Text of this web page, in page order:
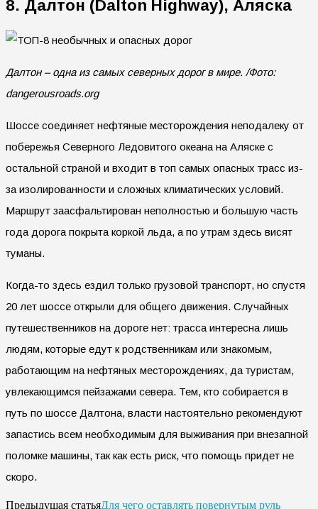
8. Далтон (Dalton Highway), Аляска
Далтон – одна из самых северных дорог в мире. /Фото:
dangerousroads.org
Шоссе соединяет нефтяные месторождения неподалеку от
побережья Северного Ледовитого океана на Аляске с
остальной страной и входит в топ самых опасных трасс из-
за изолированности и сложных климатических условий.
Маршрут заасфальтирован неполностью и большую часть
года дорога покрыта коркой льда, а по утрам здесь висят
туманы.
Когда-то здесь ездил только грузовой транспорт, но спустя
20 лет шоссе открыли для общего движения. Случайных
путешественников на дороге нет: трасса интересна лишь
людям, которые едут к родственникам или знакомым,
работающим на нефтяных месторождениях, да туристам,
увлекающимся пейзажами севера. Тем, кто собирается в
путь по шоссе Далтона, власти настоятельно рекомендуют
запастись всем необходимым для выживания при внезапной
поломке машины, так как есть риск, что помощь придет не
скоро.
Предыдущая статьяДля чего оставлять повернутым руль